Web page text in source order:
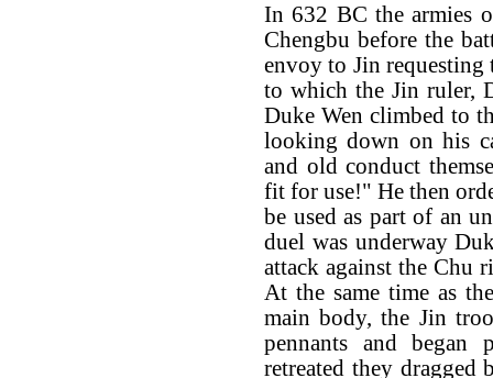
In 632 BC the armies
Chengbu before the
envoy to Jin
to which the Jin ruler,
Duke Wen climbed to
looking down on his
and old conduct
fit for use!" He then
be used as part of an
duel was underway
attack against the Chu
At the same time as
main body, the Jin
pennants and
retreated they dragged